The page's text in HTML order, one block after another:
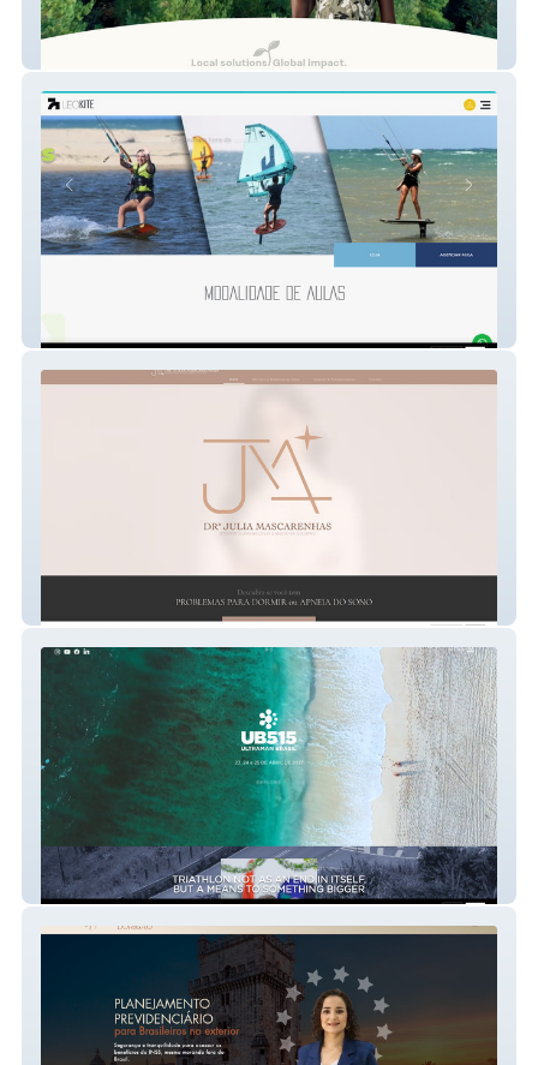
Drª. Julia Mascarenhas -
Otorrinolaringologia e Medicina do Sono
UB515 ULTRAMAN BRASIL